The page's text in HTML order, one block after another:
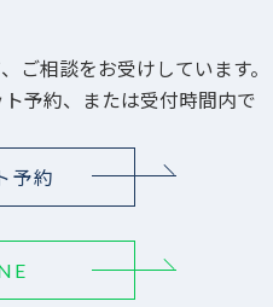
ご相談をお受けしています。
予約、または受付時間内で
予約